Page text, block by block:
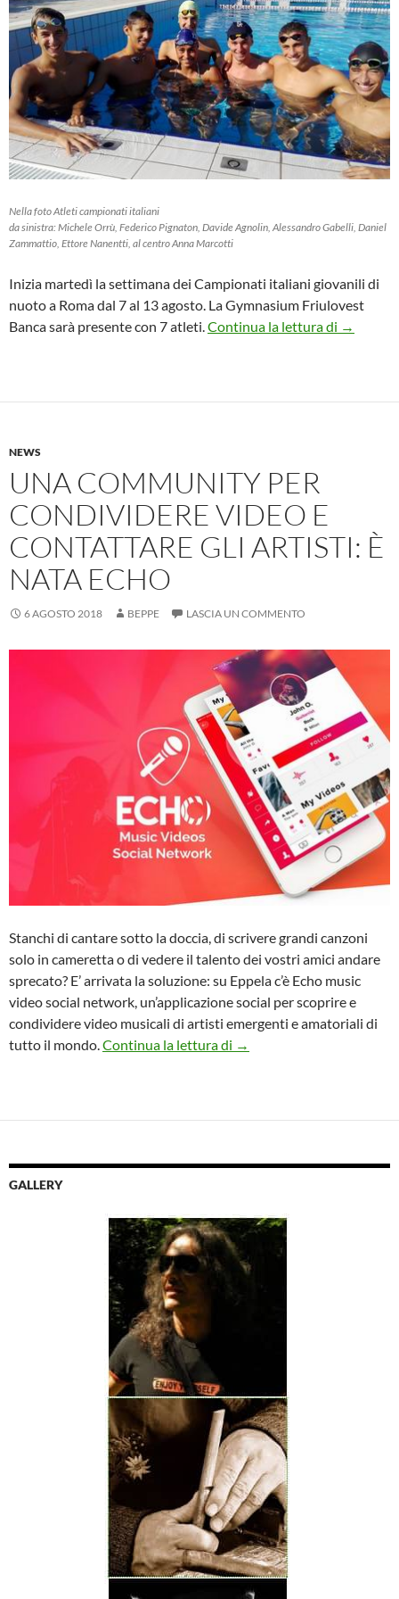
Nella foto Atleti campionati italiani
da sinistra: Michele Orrù, Federico Pignaton, Davide Agnolin, Alessandro Gabelli, Daniel
Zammattio, Ettore Nanentti, al centro Anna Marcotti
Inizia martedì la settimana dei Campionati italiani giovanili di
nuoto a Roma dal 7 al 13 agosto. La Gymnasium Friulovest
Banca sarà presente con 7 atleti.Continua la lettura di →
NEWS
UNA COMMUNITY PER
CONDIVIDERE VIDEO E
CONTATTARE GLI ARTISTI: È
NATA ECHO
6 AGOSTO 2018 BEPPE LASCIA UN COMMENTO
Stanchi di cantare sotto la doccia, di scrivere grandi canzoni
solo in cameretta o di vedere il talento dei vostri amici andare
sprecato? E’ arrivata la soluzione: su Eppela c’è Echo music
video social network, un’applicazione social per scoprire e
condividere video musicali di artisti emergenti e amatoriali di
tutto il mondo. Continua la lettura di Una community per
→
GALLERY